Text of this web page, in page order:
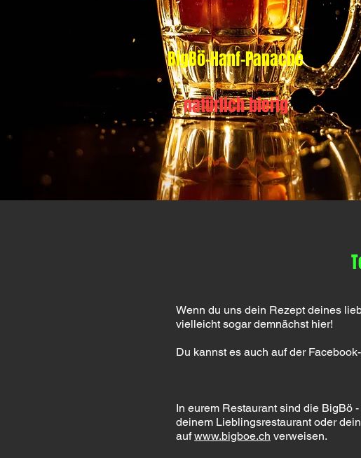
BigBö-Hanf-Panaché
natürlich bierig
Wenn du uns dein Rezept deines
vielleicht sogar demnächst hier!
Du kannst es auch auf der
In eurem Restaurant sind die BigBö
deinem Lieblingsrestaurant oder
aufwww.bigboe.ch verweisen.